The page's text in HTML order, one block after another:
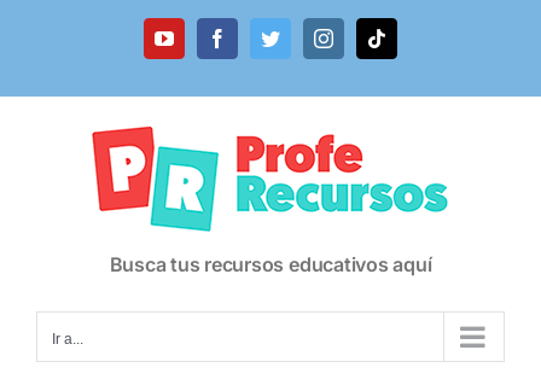
YouTubeFacebookTwitterInstagramTiktok
Busca tus recursos educativos aquí
Ir a...